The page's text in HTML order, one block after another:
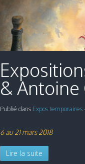
&
Publié dans Expos temporaires
6 au 21 mars 2018
Lire la suite